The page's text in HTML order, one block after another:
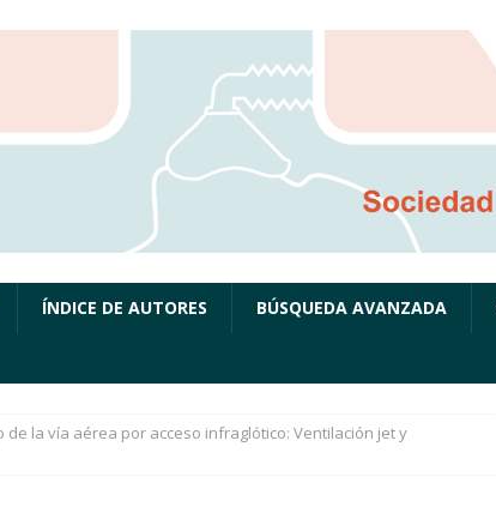
ÍNDICE DE AUTORES BÚSQUEDA AVANZADA
de la vía aérea por acceso infraglótico: Ventilación jet y